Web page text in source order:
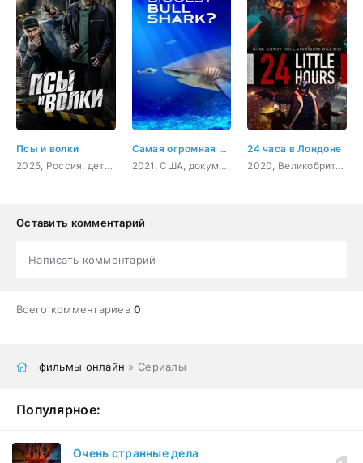
Псы и волки
2025, Россия, детектив, комедия
Самая огромная акула-бык
2021, США, документальный
24 часа в Лондоне
2020, Великобритания, боевик, триллер, драма, криминал
Оставить комментарий
Написать комментарий
Всего комментариев0
фильмы онлайн » Сериалы
Популярное:
Очень странные дела